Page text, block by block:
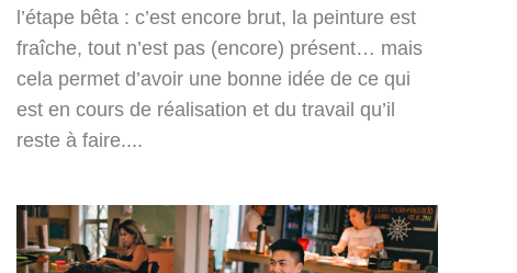
l’étape bêta : c’est encore brut, la peinture est
fraîche, tout n’est pas (encore) présent… mais
cela permet d’avoir une bonne idée de ce qui
est en cours de réalisation et du travail qu’il
reste à faire....